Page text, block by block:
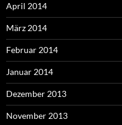
April 2014
März 2014
Februar 2014
Januar 2014
Dezember 2013
November 2013